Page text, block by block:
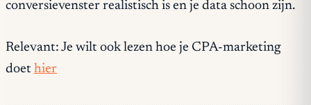
conversievenster realistisch is en je data schoon zijn.
Relevant: Je wilt ook lezen hoe je CPA-marketing
doet hier